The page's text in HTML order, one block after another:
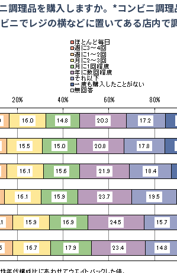
調理品を購入しますか。*コンビニ調
でレジの横などに置いてある店内で